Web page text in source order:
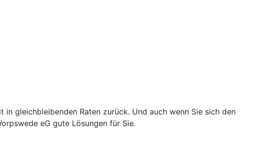
gleichbleibenden Raten zurück. Und auch wenn Sie sich den
eG gute Lösungen für Sie.